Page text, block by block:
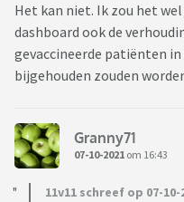
Het kan niet. Ik zou het
dashboard ook de
gevaccineerde patiënten
bijgehouden zouden
Granny71
07-10-2021 om 16:43
11v11 schreef op 07-10-